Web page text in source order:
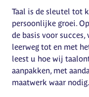
Taal is de sleutel tot
persoonlijke groei.
de basis voor succes,
leerweg tot en met
leest u hoe wij
aanpakken, met
maatwerk waar nodig.